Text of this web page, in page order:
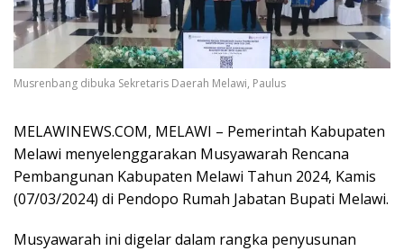
Musrenbang dibuka Sekretaris Daerah Melawi, Paulus
MELAWINEWS.COM, MELAWI – Pemerintah Kabupaten
Melawi menyelenggarakan Musyawarah Rencana
Pembangunan Kabupaten Melawi Tahun 2024, Kamis
(07/03/2024) di Pendopo Rumah Jabatan Bupati Melawi.
Musyawarah ini digelar dalam rangka penyusunan